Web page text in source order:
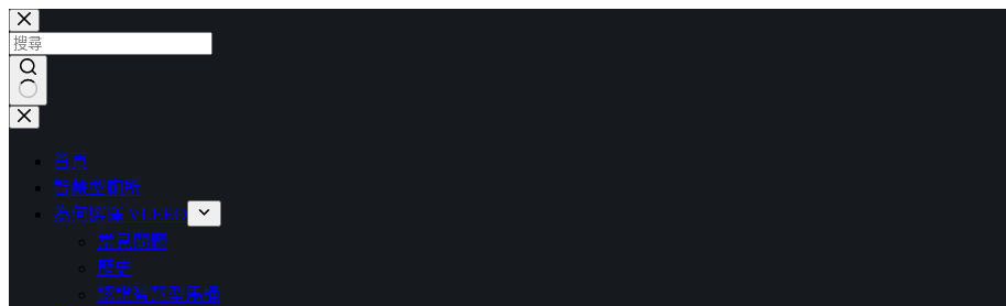
首頁
智慧型廁所
為何選擇 VLEEO
常見問題
歷史
認證智慧型馬桶